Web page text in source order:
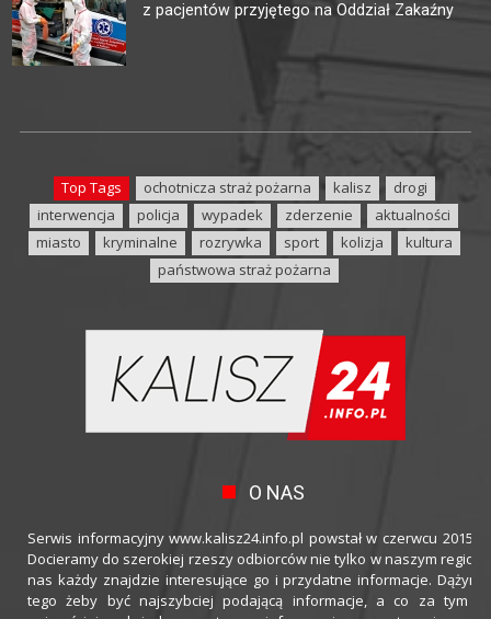
z pacjentów przyjętego na Oddział Zakaźny
Top Tags ochotnicza straż pożarna kalisz
drogi
interwencja
policja wypadek zderzenie
aktualności
miasto
kryminalne rozrywka sport kolizja
kultura
państwowa straż pożarna
O NAS
Serwis informacyjny www.kalisz24.info.pl powstał w czerwcu 2015
Docieramy do szerokiej rzeszy odbiorców nie tylko w naszym
nas każdy znajdzie interesujące go i przydatne informacje.
tego żeby być najszybciej podającą informacje, a co za tym